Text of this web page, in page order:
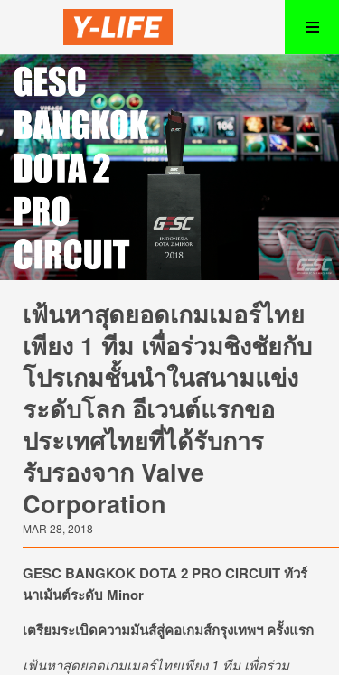
เฟ้นหาสุดยอดเกมเมอร์ไทย
เพียง 1 ทีม เพื่อร่วมชิงชัยกับ
โปรเกมชั้นนำในสนามแข่ง
ระดับโลก อีเวนต์แรกขอ
ประเทศไทยที่ได้รับการ
รับรองจาก Valve
Corporation
MAR 28, 2018
GESC BANGKOK DOTA 2 PRO CIRCUIT ทัวร์
นาเม้นต์ระดับ Minor
เตรียมระเบิดความมันส์สู่คอเกมส์กรุงเทพฯ ครั้งแรก
เฟ้นหาสุดยอดเกมเมอร์ไทยเพียง 1 ทีม เพื่อร่วม